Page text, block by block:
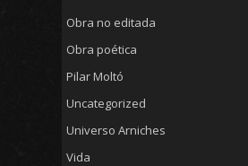
Obra no editada
Obra poética
Pilar Moltó
Uncategorized
Universo Arniches
Vida